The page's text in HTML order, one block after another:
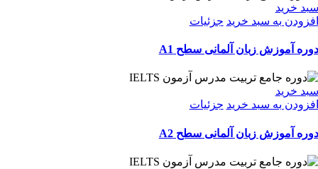
سبد خرید
افزودن به سبد خرید جزئیات
دوره آموزش زبان آلمانی سطح A1
سبد خرید
افزودن به سبد خرید جزئیات
دوره آموزش زبان آلمانی سطح A2